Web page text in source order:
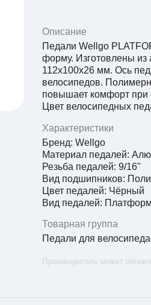
Описание
Педали Wellgo
форму. Изготовлены из
112x100x26 мм. Ось
велосипедов.
повышает комфорт при
Цвет велосипедных
Характеристики
Бренд:Wellgo
Материал педалей:
Резьба педалей: 9/16"
Вид подшипников:
Цвет педалей: Чёрный
Вид педалей:
Товарная группа
Педали для велосипеда
Производитель может